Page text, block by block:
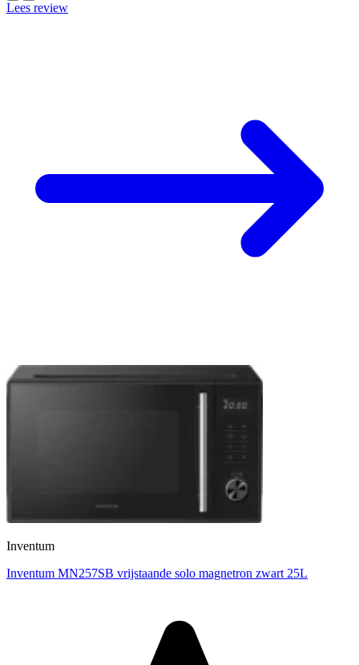
Lees review
Inventum
Inventum MN257SB vrijstaande solo magnetron zwart 25L